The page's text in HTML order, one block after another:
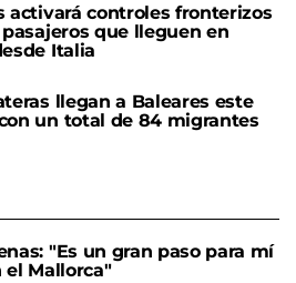
activará controles fronterizos
que lleguen en
Italia
llegan a Baleares este
un total de 84 migrantes
"Es un gran paso para mí
el Mallorca"